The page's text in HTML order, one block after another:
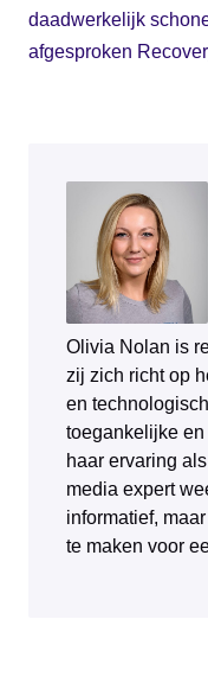
daadwerkelijk
afgesproken
Olivia Nolan is
zij zich richt op
en
toegankelijke
haar ervaring
media expert
informatief,
te maken voor